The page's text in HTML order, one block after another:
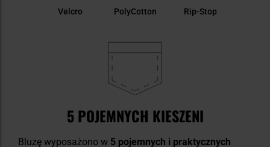
Velcro PolyCotton Rip-Stop
5 POJEMNYCH KIESZENI
Bluzę wyposażono w 5 pojemnych i praktycznych